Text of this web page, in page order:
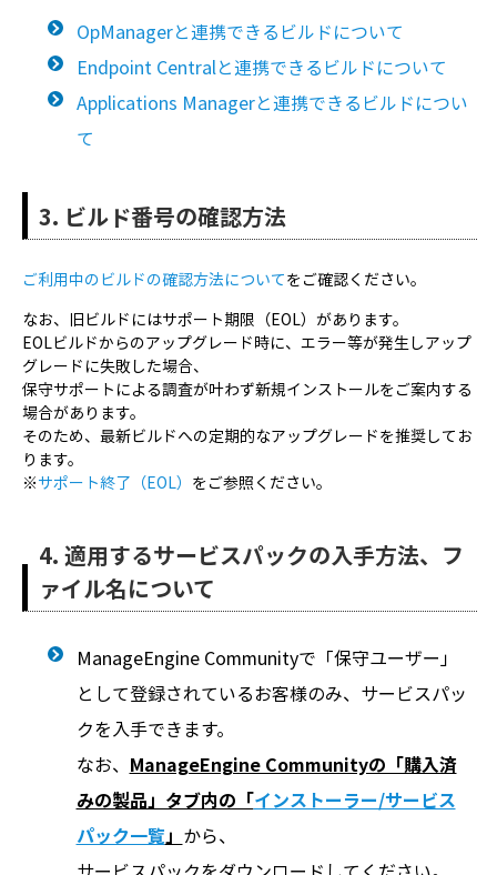
OpManagerと連携できるビルドについて
Endpoint Centralと連携できるビルドについて
Applications Managerと連携できるビルドについ
て
3. ビルド番号の確認方法
ご利用中のビルドの確認方法についてをご確認ください。
なお、旧ビルドにはサポート期限（EOL）があります。
EOLビルドからのアップグレード時に、エラー等が発生しアップ
グレードに失敗した場合、
保守サポートによる調査が叶わず新規インストールをご案内する
場合があります。
そのため、最新ビルドへの定期的なアップグレードを推奨してお
ります。
※サポート終了（EOL） をご参照ください。
4. 適用するサービスパックの入手方法、フ
ァイル名について
ManageEngine Communityで「保守ユーザー」
として登録されているお客様のみ、サービスパッ
クを入手できます。
なお、 ManageEngine Communityの「購入済
みの製品」タブ内の「インストーラー/サービス
パック一覧」 から、